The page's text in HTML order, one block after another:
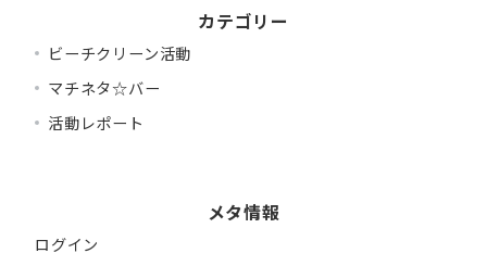
カテゴリー
ビーチクリーン活動
マチネタ☆バー
活動レポート
メタ情報
ログイン